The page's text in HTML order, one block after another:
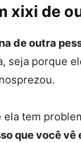
xixi de
de outra
seja porque
ela tem
que você